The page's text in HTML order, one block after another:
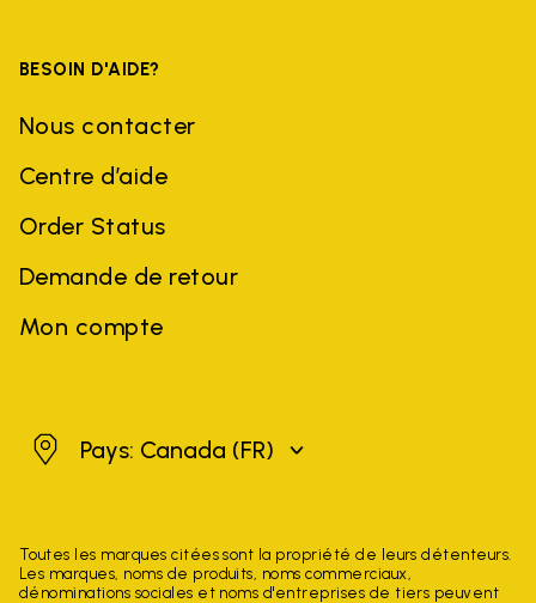
BESOIN D'AIDE?
Nous contacter
Centre d’aide
Order Status
Demande de retour
Mon compte
CanadaPays: Canada (FR)
Toutes les marques citées sont la propriété de leurs détenteurs.
Les marques, noms de produits, noms commerciaux,
dénominations sociales et noms d'entreprises de tiers peuvent